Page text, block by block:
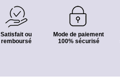
Satisfait ou
remboursé
Mode de paiement
100% sécurisé